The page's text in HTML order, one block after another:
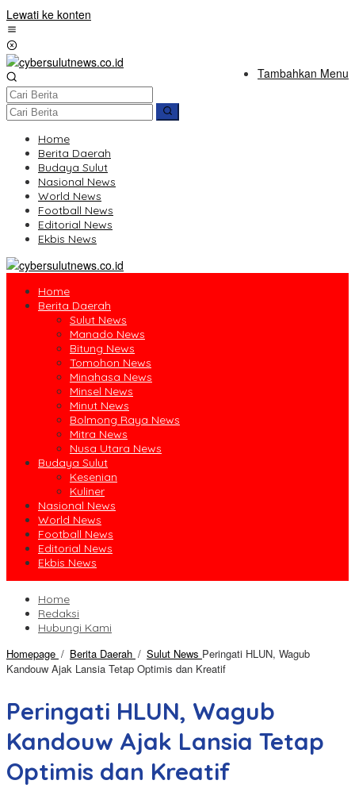
Lewati ke konten
Tambahkan Menu
Home
Berita Daerah
Budaya Sulut
Nasional News
World News
Football News
Editorial News
Ekbis News
Home
Berita Daerah
Sulut News
Manado News
Bitung News
Tomohon News
Minahasa News
Minsel News
Minut News
Bolmong Raya News
Mitra News
Nusa Utara News
Budaya Sulut
Kesenian
Kuliner
Nasional News
World News
Football News
Editorial News
Ekbis News
Home
Redaksi
Hubungi Kami
Homepage / Berita Daerah / Sulut News Peringati HLUN, Wagub
Kandouw Ajak Lansia Tetap Optimis dan Kreatif
Peringati HLUN, Wagub
Kandouw Ajak Lansia Tetap
Optimis dan Kreatif